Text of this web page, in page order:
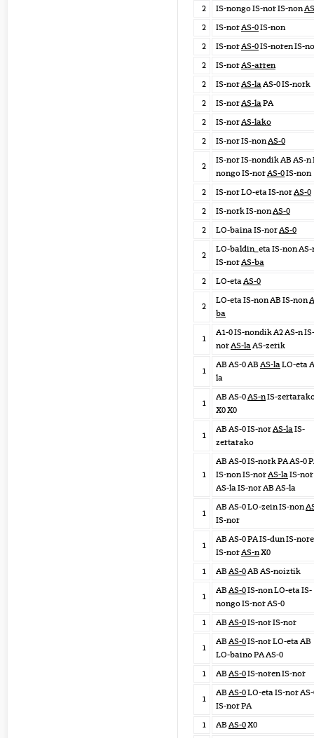
2
IS-nongo IS-nor IS-non
2
IS-norAS-0IS-non
2
IS-norAS-0IS-noren IS-
2
IS-norAS-arren
2
IS-norAS-laAS-0 IS-nork
2
IS-norAS-laPA
2
IS-norAS-lako
2
IS-nor IS-nonAS-0
2
IS-nor IS-nondik AB AS-n
nongo IS-norAS-0IS-non
2
IS-nor LO-eta IS-norAS-0
2
IS-nork IS-nonAS-0
2
LO-baina IS-norAS-0
2
LO-baldin_eta IS-non AS-
IS-norAS-ba
2
LO-etaAS-0
2
LO-eta IS-non AB IS-non
ba
1
A1-0 IS-nondik A2 AS-n IS-
norAS-laAS-zerik
1
AB AS-0 AB AS-laLO-eta
la
1
AB AS-0AS-nIS-
X0 X0
1
AB AS-0 IS-norAS-laIS-
zertarako
1
AB AS-0 IS-nork PA AS-0
IS-non IS-norAS-laIS-nor
AS-la IS-nor AB AS-la
1
AB AS-0 LO-zein IS-non
IS-nor
1
AB AS-0 PA IS-dun IS-
IS-norAS-nX0
1
AB AS-0AB AS-noiztik
1
AB AS-0IS-non LO-eta IS-
nongo IS-nor AS-0
1
AB AS-0IS-nor IS-nor
1
AB AS-0IS-nor LO-eta AB
LO-baino PA AS-0
1
AB AS-0IS-noren IS-nor
1
AB AS-0LO-eta IS-nor
IS-nor PA
1
AB AS-0X0